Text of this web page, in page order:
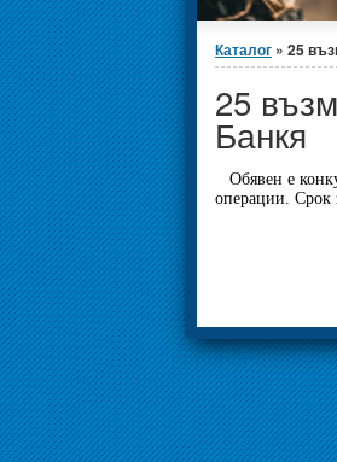
Вие сте
Каталог » 25
25
Банкя
Обявен е
операции. Срок